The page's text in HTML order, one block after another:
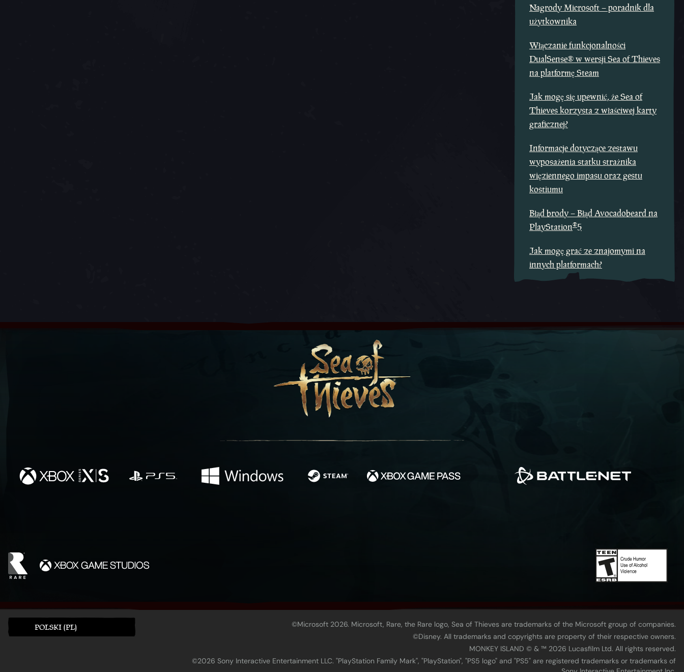
Nagrody Microsoft – poradnik dla
użytkownika
Włączanie funkcjonalności
DualSense® w wersji Sea of Thieves
na platformę Steam
Jak mogę się upewnić, że Sea of
Thieves korzysta z właściwej karty
graficznej?
Informacje dotyczące zestawu
wyposażenia statku strażnika
więziennego impasu oraz gestu
kostiumu
Błąd brody – Błąd Avocadobeard na
PlayStation®5
Jak mogę grać ze znajomymi na
innych platformach?
POLSKI (PL)
©Microsoft 2026. Microsoft, Rare, the Rare logo, Sea of Thieves are trademarks of the Microsoft group of companies.
©Disney. All trademarks and copyrights are property of their respective owners.
MONKEY ISLAND © & ™ 20‍26 Lucasfilm Ltd. All rights reserved.
©2026 Sony Interactive Entertainment LLC. "PlayStation Family Mark", "PlayStation", "PS5 logo" and "PS5" are registered trademarks or trademarks of